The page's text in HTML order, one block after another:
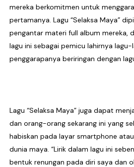
mereka berkomitmen untuk
pertamanya. Lagu “Selaksa Maya”
pengantar materi full album mereka,
lagu ini sebagai pemicu lahirnya lagu-
penggarapanya beriringan dengan
Lagu “Selaksa Maya” juga dapat
dan orang-orang sekarang ini yang
habiskan pada layar smartphone
dunia maya. “Lirik dalam lagu ini
bentuk renungan pada diri saya dan